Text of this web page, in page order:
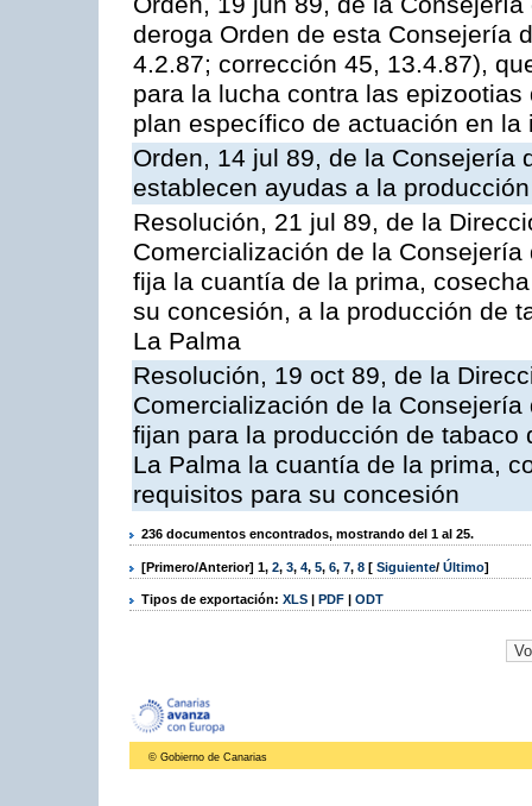
deroga Orden de esta Consejería
4.2.87; corrección 45, 13.4.87),
para la lucha contra las
plan específico de actuación en la
Orden, 14 jul 89, de la Consejería
establecen ayudas a la
Resolución, 21 jul 89, de la
Comercialización de la
fija la cuantía de la prima,
su concesión, a la producción de
La Palma
Resolución, 19 oct 89, de la
Comercialización de la
fijan para la producción de
La Palma la cuantía de la prima,
requisitos para su concesión
236 documentos encontrados, mostrando del 1 al 25.
[Primero/Anterior] 1, 2, 3, 4, 5, 6, 7, 8 [ Siguiente/ Último]
Tipos de exportación: XLS | PDF | ODT
© Gobierno de Canarias